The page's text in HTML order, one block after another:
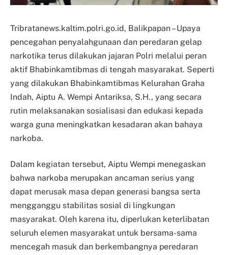
Tribratanews.kaltim.polri.go.id, Balikpapan – Upaya
pencegahan penyalahgunaan dan peredaran gelap
narkotika terus dilakukan jajaran Polri melalui peran
aktif Bhabinkamtibmas di tengah masyarakat. Seperti
yang dilakukan Bhabinkamtibmas Kelurahan Graha
Indah, Aiptu A. Wempi Antariksa, S.H., yang secara
rutin melaksanakan sosialisasi dan edukasi kepada
warga guna meningkatkan kesadaran akan bahaya
narkoba.
Dalam kegiatan tersebut, Aiptu Wempi menegaskan
bahwa narkoba merupakan ancaman serius yang
dapat merusak masa depan generasi bangsa serta
mengganggu stabilitas sosial di lingkungan
masyarakat. Oleh karena itu, diperlukan keterlibatan
seluruh elemen masyarakat untuk bersama-sama
mencegah masuk dan berkembangnya peredaran